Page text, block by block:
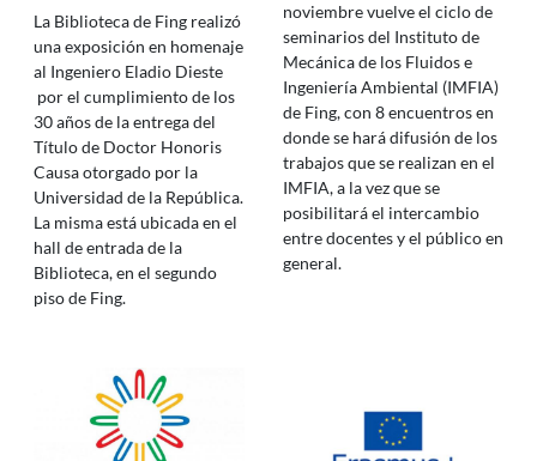
La Biblioteca de Fing realizó
una exposición en homenaje
al Ingeniero Eladio Dieste
por el cumplimiento de los
30 años de la entrega del
Título de Doctor Honoris
Causa otorgado por la
Universidad de la República.
La misma está ubicada en el
hall de entrada de la
Biblioteca, en el segundo
piso de Fing.
noviembre vuelve el ciclo de
seminarios del Instituto de
Mecánica de los Fluidos e
Ingeniería Ambiental (IMFIA)
de Fing, con 8 encuentros en
donde se hará difusión de los
trabajos que se realizan en el
IMFIA, a la vez que se
posibilitará el intercambio
entre docentes y el público en
general.